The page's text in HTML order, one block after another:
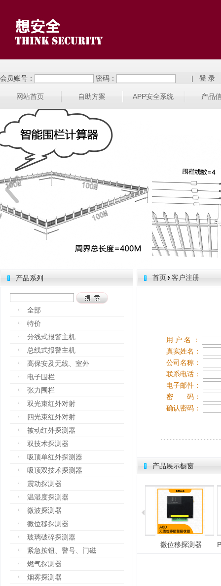
会员账号： 密码： |
网站首页 自助方案 APP安全系统 产品
产品系列
全部
特价
分线式报警主机
总线式报警主机
高保安及无线、室外
电子围栏
张力围栏
双光束红外对射
四光束红外对射
被动红外探测器
双技术探测器
吸顶单红外探测器
吸顶双技术探测器
震动探测器
温湿度探测器
微波探测器
微位移探测器
玻璃破碎探测器
紧急按钮、警号、门磁
燃气探测器
烟雾探测器
首页 客户注册
用 户 名 ：
真实姓名：
公司名称：
联系电话：
电子邮件：
密 码：
确认密码：
产品展示橱窗
微位移探测器